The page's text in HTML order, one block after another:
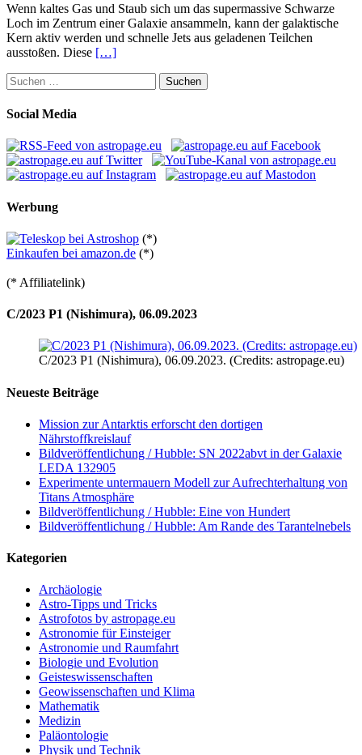
Wenn kaltes Gas und Staub sich um das supermassive Schwarze
Loch im Zentrum einer Galaxie ansammeln, kann der galaktische
Kern aktiv werden und schnelle Jets aus geladenen Teilchen
ausstoßen. Diese […]
Suchen
nach:
Social Media
Werbung
(*)
Einkaufen bei amazon.de (*)
(* Affiliatelink)
C/2023 P1 (Nishimura), 06.09.2023
C/2023 P1 (Nishimura), 06.09.2023. (Credits: astropage.eu)
Neueste Beiträge
Mission zur Antarktis erforscht den dortigen
Nährstoffkreislauf
Bildveröffentlichung / Hubble: SN 2022abvt in der Galaxie
LEDA 132905
Experimente untermauern Modell zur Aufrechterhaltung von
Titans Atmosphäre
Bildveröffentlichung / Hubble: Eine von Hundert
Bildveröffentlichung / Hubble: Am Rande des Tarantelnebels
Kategorien
Archäologie
Astro-Tipps und Tricks
Astrofotos by astropage.eu
Astronomie für Einsteiger
Astronomie und Raumfahrt
Biologie und Evolution
Geisteswissenschaften
Geowissenschaften und Klima
Mathematik
Medizin
Paläontologie
Physik und Technik